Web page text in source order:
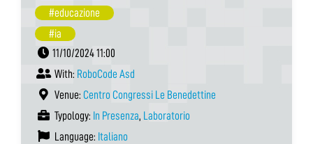
#educazione
#ia
11/10/2024 11:00
With: RoboCode Asd
Venue: Centro Congressi Le Benedettine
Typology: In Presenza, Laboratorio
Language: Italiano